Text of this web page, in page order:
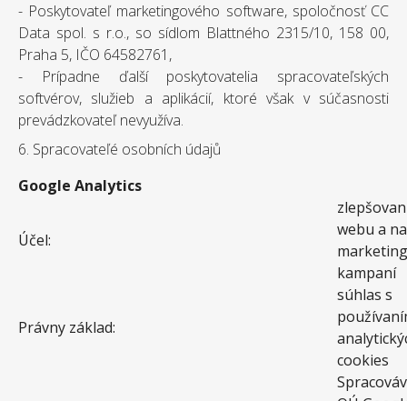
- Poskytovateľ marketingového software, spoločnosť CC
Data spol. s r.o., so sídlom Blattného 2315/10, 158 00,
Praha 5, IČO 64582761,
- Prípadne ďalší poskytovatelia spracovateľských
softvérov, služieb a aplikácií, ktoré však v súčasnosti
prevádzkovateľ nevyužíva.
6. Spracovateľé osobních údajů
Google Analytics
Účel:
webu a
kampaní
Právny základ:
súhlas s
cookies